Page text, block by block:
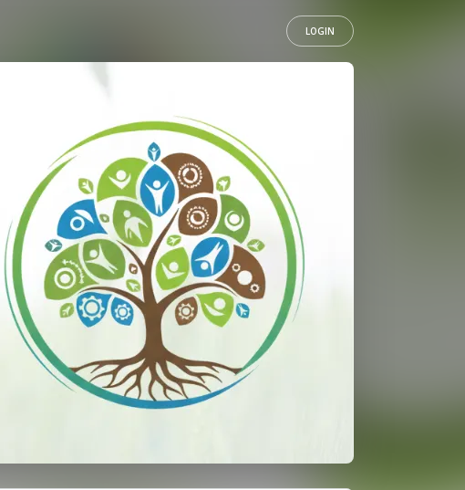
LOGIN